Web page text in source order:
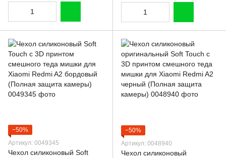
−50%
Артикул: 0049345
Чехол силиконовый Soft
−50%
Артикул: 0048940
Чехол силиконовый